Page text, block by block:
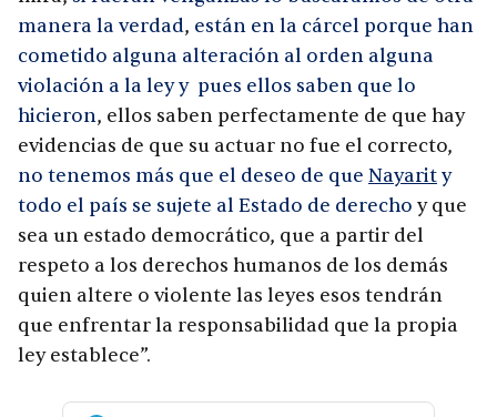
manera la verdad, están en la cárcel porque han
cometido alguna alteración al orden alguna
violación a la ley y pues ellos saben que lo
hicieron, ellos saben perfectamente de que hay
evidencias de que su actuar no fue el correcto,
no tenemos más que el deseo de que Nayarity
todo el país se sujete al Estado de derecho y que
sea un estado democrático, que a partir del
respeto a los derechos humanos de los demás
quien altere o violente las leyes esos tendrán
que enfrentar la responsabilidad que la propia
ley establece”.